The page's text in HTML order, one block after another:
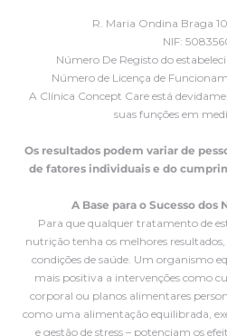
R. Maria Ondina Braga
NIF:
Número De Registo do
Número de Licença de
A Clínica Concept Care está
suas funções em
Os resultados podem variar de
de fatores individuais e do
A Base para o Sucesso dos
Para que qualquer tratamento de
nutrição tenha os melhores resultados,
condições de saúde. Um organismo
mais positiva a intervenções como
corporal ou planos alimentares
como uma alimentação equilibrada,
e gestão de stress – potenciam os